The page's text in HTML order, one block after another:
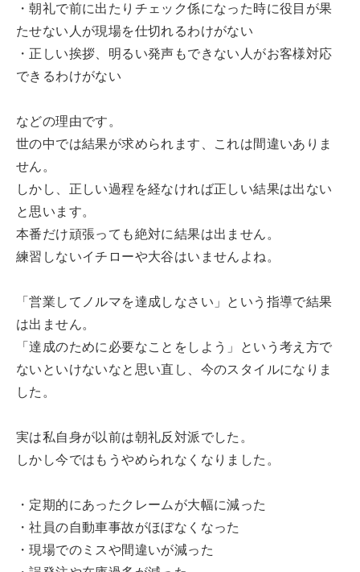
・朝礼で前に出たりチェック係になった時に役目が果
たせない人が現場を仕切れるわけがない
・正しい挨拶、明るい発声もできない人がお客様対応
できるわけがない
などの理由です。
世の中では結果が求められます、これは間違いありま
せん。
しかし、正しい過程を経なければ正しい結果は出ない
と思います。
本番だけ頑張っても絶対に結果は出ません。
練習しないイチローや大谷はいませんよね。
「営業してノルマを達成しなさい」という指導で結果
は出ません。
「達成のために必要なことをしよう」という考え方で
ないといけないなと思い直し、今のスタイルになりま
した。
実は私自身が以前は朝礼反対派でした。
しかし今ではもうやめられなくなりました。
・定期的にあったクレームが大幅に減った
・社員の自動車事故がほぼなくなった
・現場でのミスや間違いが減った